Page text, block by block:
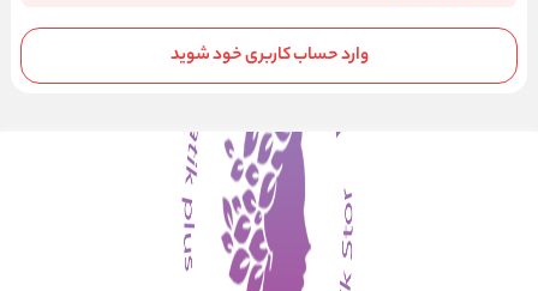
وارد حساب کاربری خود شوید